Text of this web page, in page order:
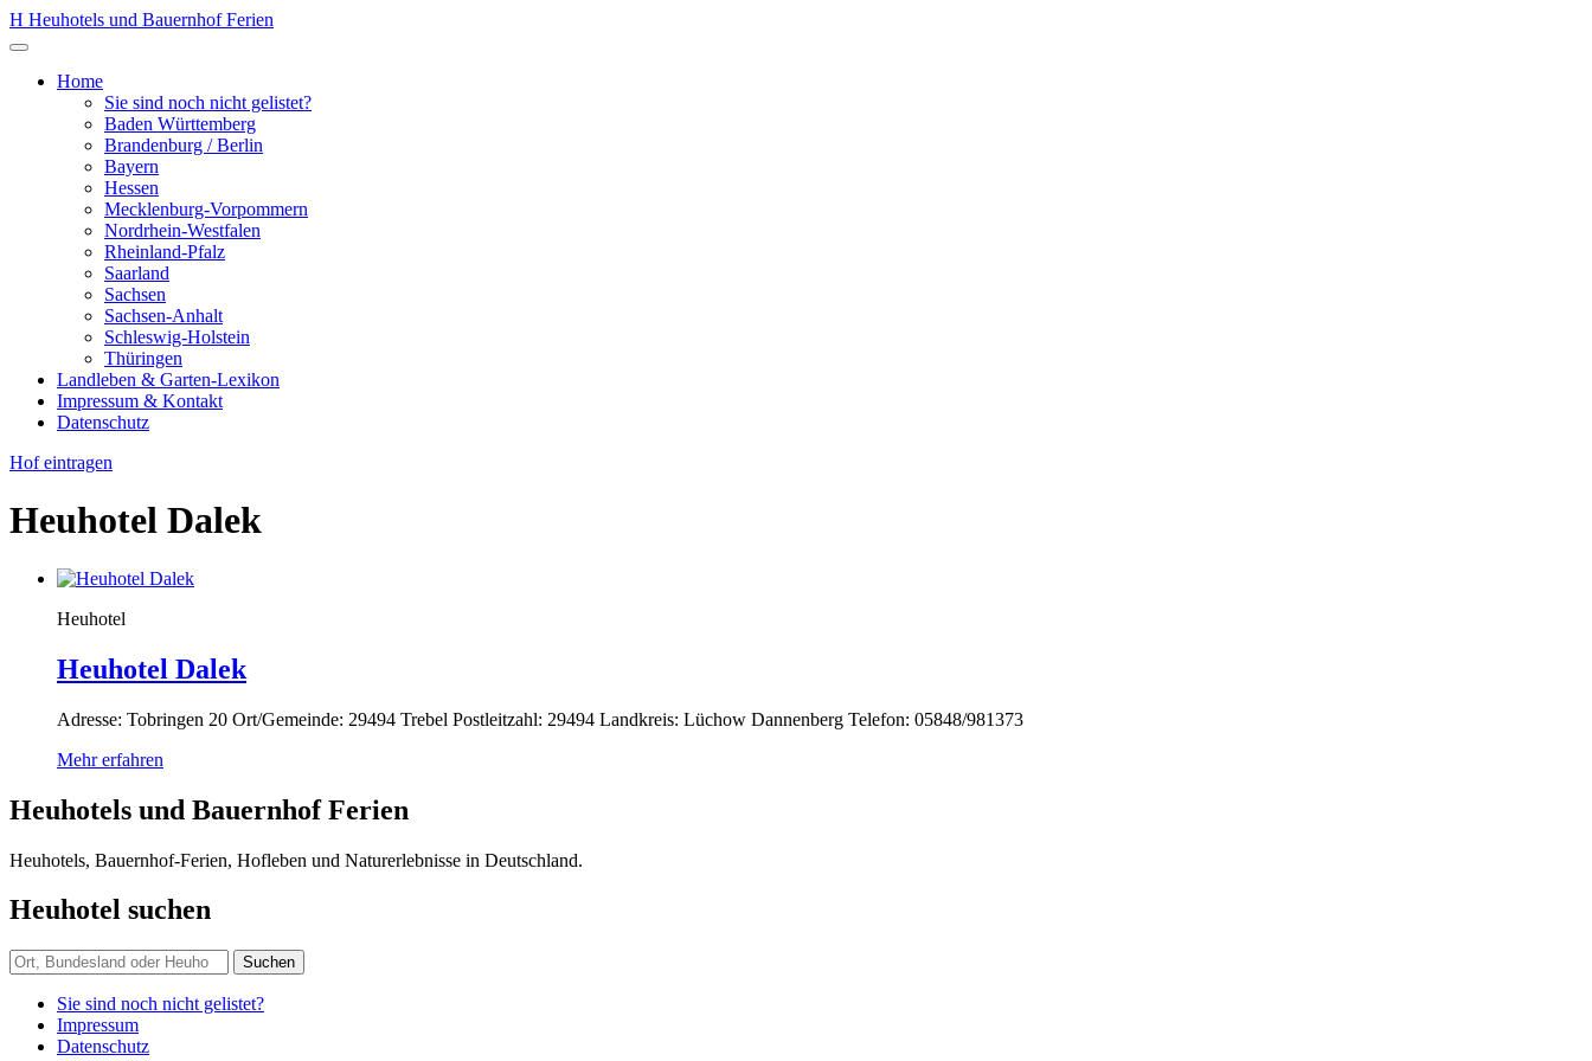
Zum
Inhalt
H Heuhotels und Bauernhof Ferien
Menü
öffnenHome
Sie sind noch nicht gelistet?
Baden Württemberg
Brandenburg / Berlin
Bayern
Hessen
Mecklenburg-Vorpommern
Nordrhein-Westfalen
Rheinland-Pfalz
Saarland
Sachsen
Sachsen-Anhalt
Schleswig-Holstein
Thüringen
Landleben & Garten-Lexikon
Impressum & Kontakt
Datenschutz
Hof eintragen
Heuhotel Dalek
Heuhotel
Heuhotel Dalek
Adresse: Tobringen 20 Ort/Gemeinde: 29494 Trebel Postleitzahl: 29494 Landkreis: Lüchow Dannenberg Telefon: 05848/981373
Mehr erfahren
Heuhotels und Bauernhof Ferien
Heuhotels, Bauernhof-Ferien, Hofleben und Naturerlebnisse in Deutschland.
Heuhotel suchen
Suchen
nach:
Suchen
Sie sind noch nicht gelistet?
Impressum
Datenschutz